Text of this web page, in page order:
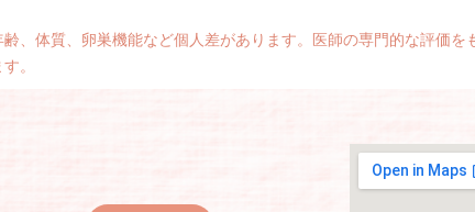
、体質、卵巣機能など個人差があります。医師の専門的な評価を
。